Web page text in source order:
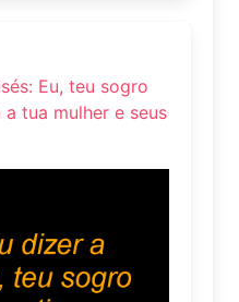
Eu, teu sogro
tua mulher e seus